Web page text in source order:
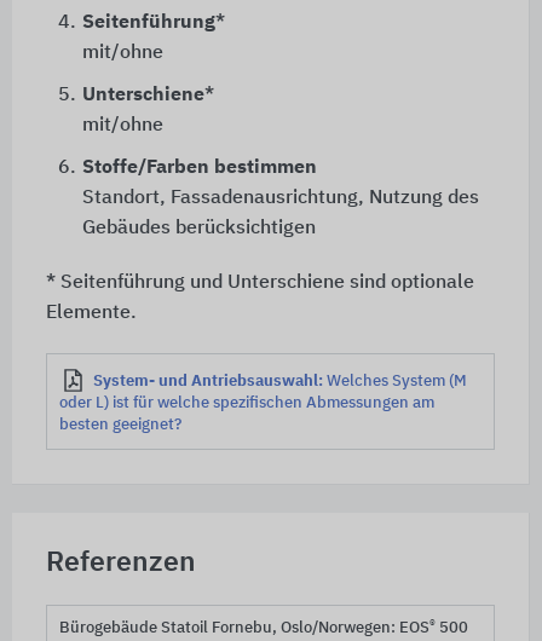
4. Seitenführung*
mit/ohne
5. Unterschiene*
mit/ohne
6. Stoffe/Farben bestimmen
Standort, Fassadenausrichtung, Nutzung des
Gebäudes berücksichtigen
* Seitenführung und Unterschiene sind optionale
Elemente.
System- und Antriebsauswahl: Welches System (M
oder L) ist für welche spezifischen Abmessungen am
besten geeignet?
Referenzen
Bürogebäude Statoil Fornebu, Oslo/Norwegen: EOS® 500